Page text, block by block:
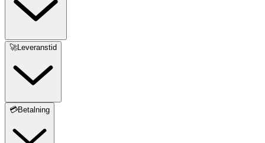
🚀Leveranstid
💳Betalning